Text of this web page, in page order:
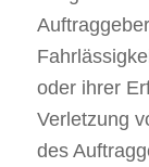
oder ihrer
Verletzung
des